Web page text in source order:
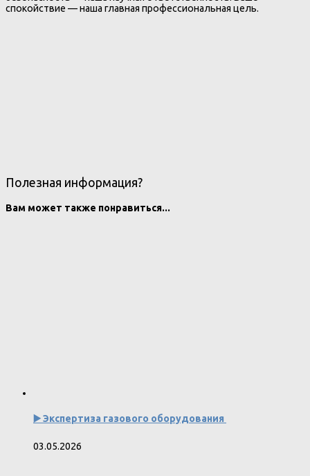
спокойствие — наша главная профессиональная цель.
Полезная информация?
Вам может также понравиться...
▶️ Экспертиза газового оборудования
03.05.2026